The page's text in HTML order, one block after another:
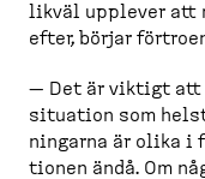
likväl upplever att
efter, börjar
— Det är viktigt att
situation som
ningarna är olika i
tionen ändå. Om